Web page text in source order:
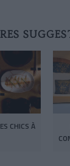
CHICS À